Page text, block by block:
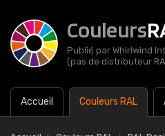
Couleurs
Publié par Whirlwind
(pas de distributeur
Accueil Couleurs RAL